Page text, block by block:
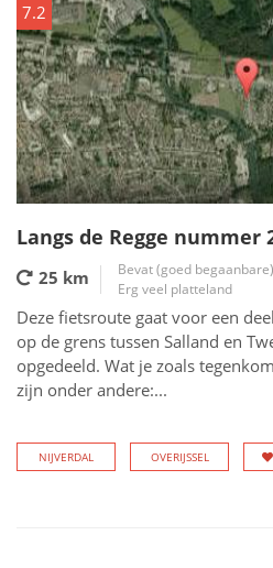
7.2
Langs de Regge nummer
25 km
Bevat (goed
Erg veel platteland
Deze fietsroute gaat voor een
op de grens tussen Salland en
opgedeeld. Wat je zoals
zijn onder andere:...
NIJVERDAL OVERIJSSEL